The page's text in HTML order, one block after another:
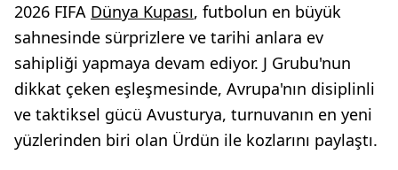
2026 FIFA Dünya Kupası, futbolun en büyük
sahnesinde sürprizlere ve tarihi anlara ev
sahipliği yapmaya devam ediyor. J Grubu'nun
dikkat çeken eşleşmesinde, Avrupa'nın disiplinli
ve taktiksel gücü Avusturya, turnuvanın en yeni
yüzlerinden biri olan Ürdün ile kozlarını paylaştı.